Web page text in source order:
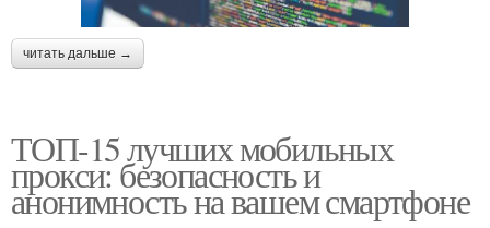
читать дальше →
ТОП-15 лучших мобильных
прокси: безопасность и
анонимность на вашем смартфоне